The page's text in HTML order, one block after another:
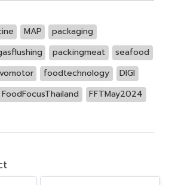
MAP
packaging
packingmeat
seafood
foodtechnology
DIGI
FoodFocusThailand FFTMay2024